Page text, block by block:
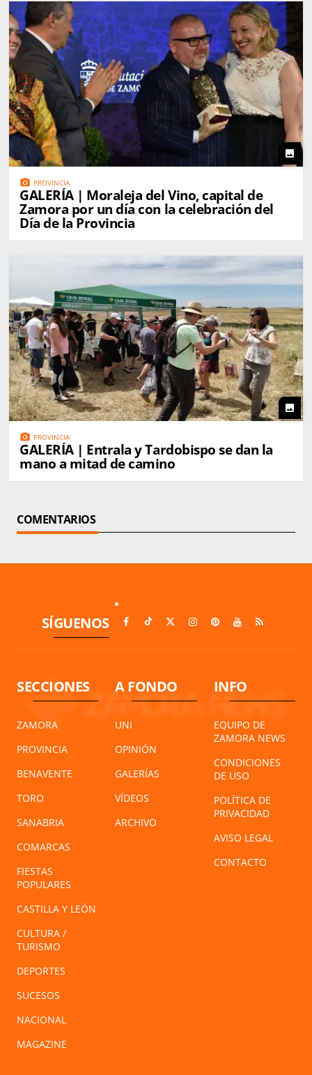
photo
photo_camera PROVINCIA
GALERÍA | Moraleja del Vino, capital de
Zamora por un día con la celebración del
Día de la Provincia
photo
photo_camera PROVINCIA
GALERÍA | Entrala y Tardobispo se dan la
mano a mitad de camino
COMENTARIOS
SÍGUENOS
SECCIONES
ZAMORA
PROVINCIA
BENAVENTE
TORO
SANABRIA
COMARCAS
FIESTAS
POPULARES
CASTILLA Y LEÓN
CULTURA /
TURISMO
DEPORTES
SUCESOS
NACIONAL
MAGAZINE
A FONDO
UNI
OPINIÓN
GALERÍAS
VÍDEOS
ARCHIVO
INFO
EQUIPO DE
ZAMORA NEWS
CONDICIONES
DE USO
POLÍTICA DE
PRIVACIDAD
AVISO LEGAL
CONTACTO